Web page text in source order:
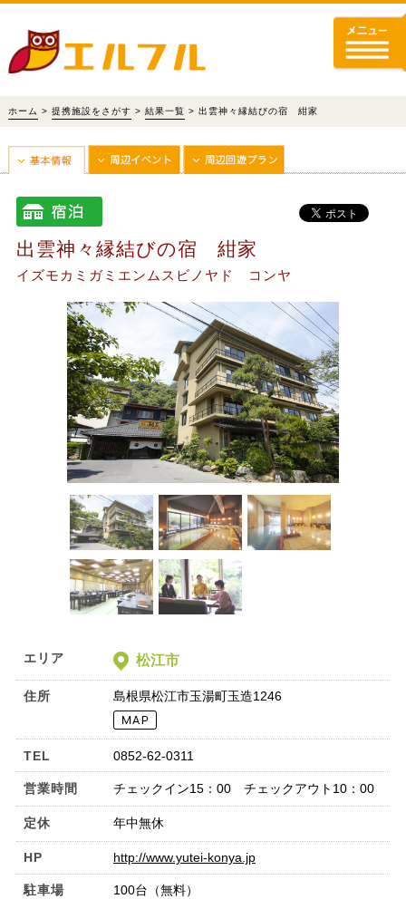
ホーム > 提携施設をさがす > 結果一覧 > 出雲神々縁結びの宿 紺家
出雲神々縁結びの宿 紺家
イズモカミガミエンムスビノヤド コンヤ
エリア 松江市
住所 島根県松江市玉湯町玉造1246
TEL 0852-62-0311
営業時間 チェックイン15：00 チェックアウト10：00
定休 年中無休
HP http://www.yutei-konya.jp
駐車場 100台（無料）